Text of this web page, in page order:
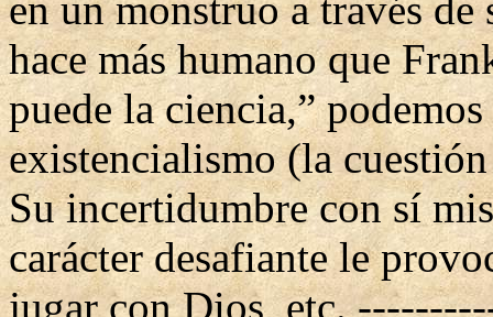
hace más humano que
puede la ciencia,”
existencialismo (la
Su incertidumbre con sí
carácter desafiante le
jugar con Dios, etc.